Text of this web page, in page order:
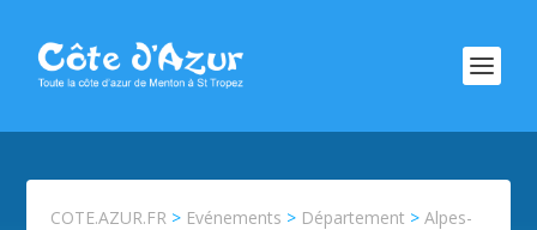
COTE.AZUR.FR > Evénements > Département >Alpes-